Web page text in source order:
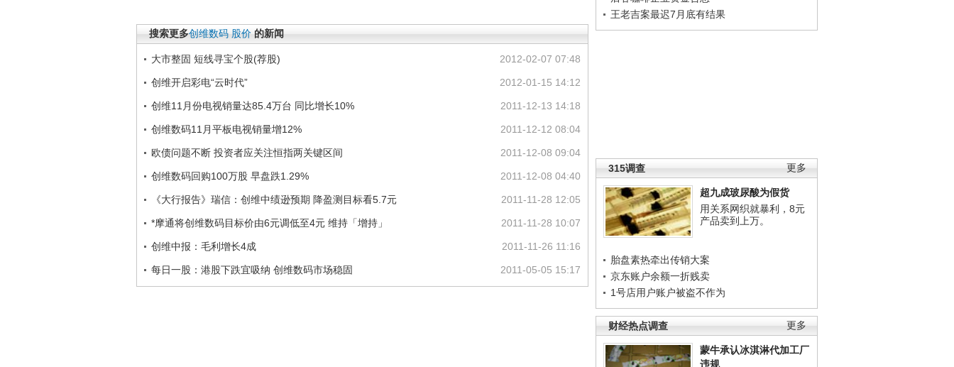
王老吉案最迟7月底有结果
更多
315调查
超九成玻尿酸为假货
用关系网织就暴利，8元
产品卖到上万。
胎盘素热牵出传销大案
京东账户余额一折贱卖
1号店用户账户被盗不作为
更多
财经热点调查
蒙牛承认冰淇淋代加工厂
违规
搜索更多创维数码 股价 的新闻
2012-02-07 07:48
大市整固 短线寻宝个股(荐股)
2012-01-15 14:12
创维开启彩电“云时代”
2011-12-13 14:18
创维11月份电视销量达85.4万台 同比增长10%
2011-12-12 08:04
创维数码11月平板电视销量增12%
2011-12-08 09:04
欧债问题不断 投资者应关注恒指两关键区间
2011-12-08 04:40
创维数码回购100万股 早盘跌1.29%
2011-11-28 12:05
《大行报告》瑞信：创维中绩逊预期 降盈测目标看5.7元
2011-11-28 10:07
*摩通将创维数码目标价由6元调低至4元 维持「增持」
2011-11-26 11:16
创维中报：毛利增长4成
2011-05-05 15:17
每日一股：港股下跌宜吸纳 创维数码市场稳固